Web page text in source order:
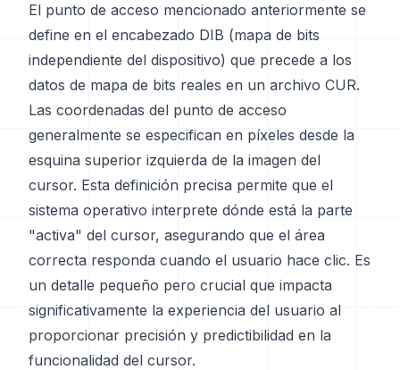
El punto de acceso mencionado anteriormente se
define en el encabezado DIB (mapa de bits
independiente del dispositivo) que precede a los
datos de mapa de bits reales en un archivo CUR.
Las coordenadas del punto de acceso
generalmente se especifican en píxeles desde la
esquina superior izquierda de la imagen del
cursor. Esta definición precisa permite que el
sistema operativo interprete dónde está la parte
"activa" del cursor, asegurando que el área
correcta responda cuando el usuario hace clic. Es
un detalle pequeño pero crucial que impacta
significativamente la experiencia del usuario al
proporcionar precisión y predictibilidad en la
funcionalidad del cursor.